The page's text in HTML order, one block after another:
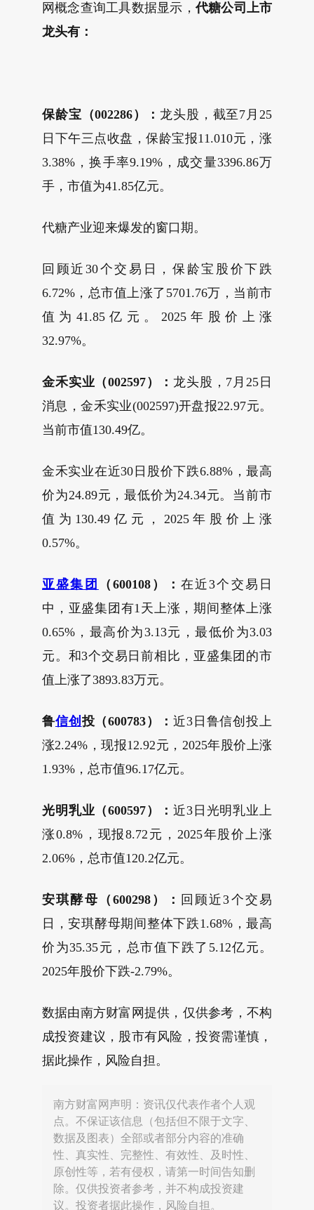
网概念查询工具数据显示，代糖公司上市
龙头有：
保龄宝（002286）： 龙头股，截至7月25
日下午三点收盘，保龄宝报11.010元，涨
3.38%，换手率9.19%，成交量3396.86万
手，市值为41.85亿元。
代糖产业迎来爆发的窗口期。
回顾近30个交易日，保龄宝股价下跌
6.72%，总市值上涨了5701.76万，当前市
值为41.85亿元。2025年股价上涨
32.97%。
金禾实业（002597）： 龙头股，7月25日
消息，金禾实业(002597)开盘报22.97元。
当前市值130.49亿。
金禾实业在近30日股价下跌6.88%，最高
价为24.89元，最低价为24.34元。当前市
值为130.49亿元，2025年股价上涨
0.57%。
亚盛集团 （600108）： 在近3个交易日
中，亚盛集团有1天上涨，期间整体上涨
0.65%，最高价为3.13元，最低价为3.03
元。和3个交易日前相比，亚盛集团的市
值上涨了3893.83万元。
鲁信创投（600783）： 近3日鲁信创投上
涨2.24%，现报12.92元，2025年股价上涨
1.93%，总市值96.17亿元。
光明乳业（600597）： 近3日光明乳业上
涨0.8%，现报8.72元，2025年股价上涨
2.06%，总市值120.2亿元。
安琪酵母（600298）： 回顾近3个交易
日，安琪酵母期间整体下跌1.68%，最高
价为35.35元，总市值下跌了5.12亿元。
2025年股价下跌-2.79%。
数据由南方财富网提供，仅供参考，不构
成投资建议，股市有风险，投资需谨慎，
据此操作，风险自担。
南方财富网声明：资讯仅代表作者个人观
点。不保证该信息（包括但不限于文字、
数据及图表）全部或者部分内容的准确
性、真实性、完整性、有效性、及时性、
原创性等，若有侵权，请第一时间告知删
除。仅供投资者参考，并不构成投资建
议。投资者据此操作，风险自担。